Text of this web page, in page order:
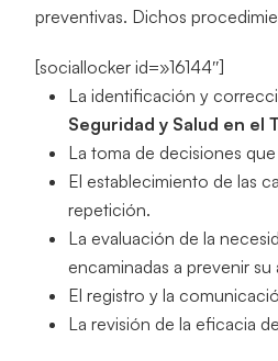
preventivas. Dichos
[sociallocker id=»16144″]
La identificación y
Seguridad y Salud en el
La toma de decisiones
El establecimiento de las
repetición.
La evaluación de la
encaminadas a prevenir su
El registro y la
La revisión de la eficacia